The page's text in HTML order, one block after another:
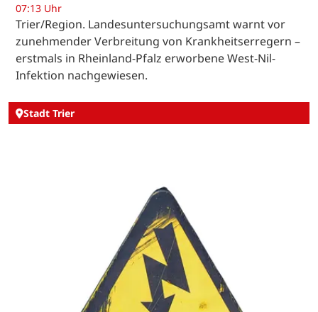
07:13 Uhr
Trier/Region. Landesuntersuchungsamt warnt vor
zunehmender Verbreitung von Krankheitserregern –
erstmals in Rheinland-Pfalz erworbene West-Nil-
Infektion nachgewiesen.
Stadt Trier